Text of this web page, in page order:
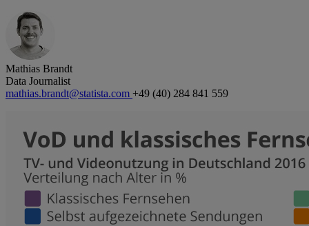
Mathias Brandt
Data Journalist
mathias.brandt@statista.com +49 (40) 284 841 559